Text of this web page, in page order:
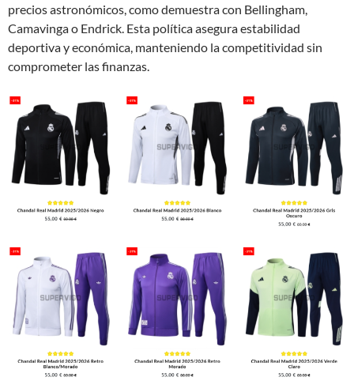
precios astronómicos, como demuestra con Bellingham,
Camavinga o Endrick. Esta política asegura estabilidad
deportiva y económica, manteniendo la competitividad sin
comprometer las finanzas.